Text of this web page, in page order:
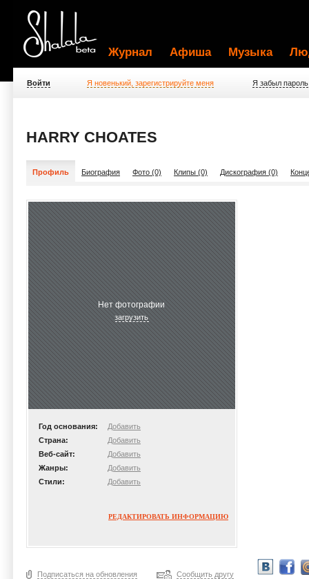
Журнал Афиша Музыка
Войти Я новенький, зарегистрируйте меня Я забыл пароль
HARRY CHOATES
Профиль Биография Фото (0) Клипы (0) Дискография (0)
Нет фотографии
загрузить
Год основания:
Добавить
Страна:
Добавить
Веб-сайт:
Добавить
Жанры:
Добавить
Стили:
Добавить
РЕДАКТИРОВАТЬ ИНФОРМАЦИЮ
Подписаться на обновления Сообщить другу